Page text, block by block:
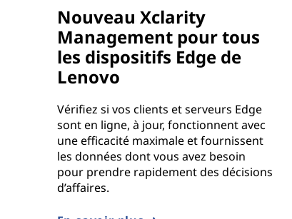
Nouveau Xclarity
Management pour tous
les dispositifs Edge de
Lenovo
Vérifiez si vos clients et serveurs Edge
sont en ligne, à jour, fonctionnent avec
une efficacité maximale et fournissent
les données dont vous avez besoin
pour prendre rapidement des décisions
d’affaires.